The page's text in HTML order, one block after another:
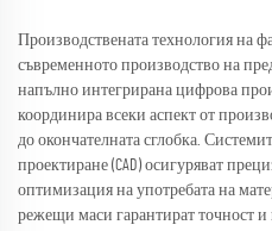
Производствената технология на
съвременното производство на
напълно интегрирана цифрова
координира всеки аспект от
до окончателната сглобка.
проектиране (CAD) осигуряват
оптимизация на употребата на
режещи маси гарантират точност и